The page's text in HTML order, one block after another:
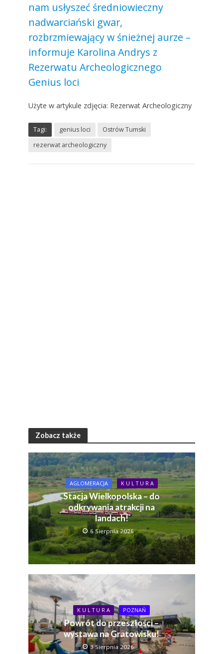
nam usłyszeć średniowieczny
nadwarciański gwar,
rozbrzmiewający w śnieżnej aurze –
informuje Karolina Andrys z
Rezerwatu Archeologicznego
Genius loci
Użyte w artykule zdjęcia: Rezerwat Archeologiczny
Tagi: genius loci
Ostrów Tumski
rezerwat archeologiczny
Zobacz także
AGLOMERACJA K U L T U R A
Stacja Wielkopolska – do
odkrywania atrakcji na
landach!
6 Sierpnia 2026
K U L T U R A POZNAŃ
Powrót do przeszłości –
wystawa na Gratowisku!
3 Sierpnia 2026